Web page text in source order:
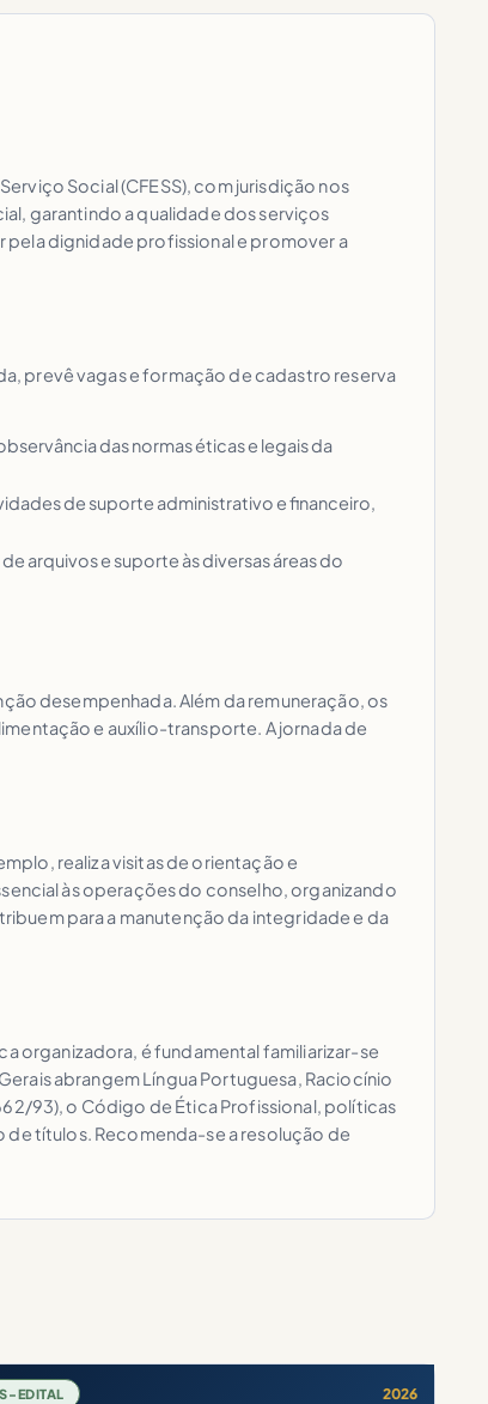
Social (CFESS), com jurisdição nos
garantindo a qualidade dos serviços
pela dignidade profissional e promover a
prevê vagas e formação de cadastro reserva
das normas éticas e legais da
de suporte administrativo e financeiro,
arquivos e suporte às diversas áreas do
desempenhada. Além da remuneração, os
e auxílio-transporte. A jornada de
realiza visitas de orientação e
às operações do conselho, organizando
para a manutenção da integridade e da
organizadora, é fundamental familiarizar-se
abrangem Língua Portuguesa, Raciocínio
93), o Código de Ética Profissional, políticas
de títulos. Recomenda-se a resolução de
EDITAL 2026